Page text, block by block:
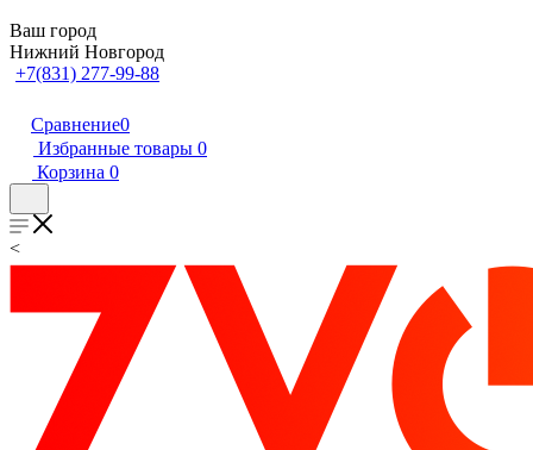
Ваш город
Нижний Новгород
+7(831) 277-99-88
Сравнение0
Избранные товары 0
Корзина 0
<